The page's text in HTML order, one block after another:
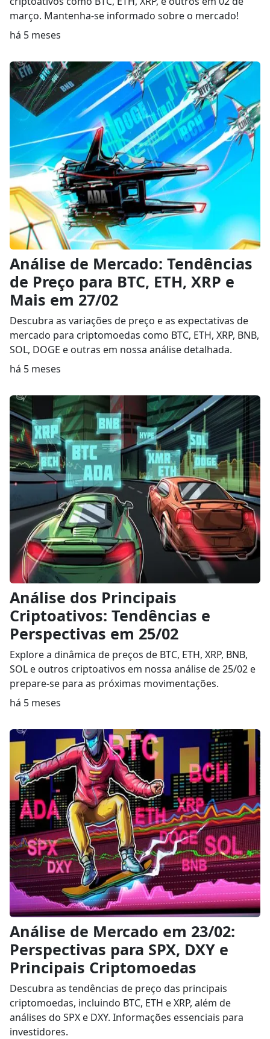
março. Mantenha-se informado sobre o mercado!
há 5 meses
Análise de Mercado: Tendências
de Preço para BTC, ETH, XRP e
Mais em 27/02
Descubra as variações de preço e as expectativas de
mercado para criptomoedas como BTC, ETH, XRP, BNB,
SOL, DOGE e outras em nossa análise detalhada.
há 5 meses
Análise dos Principais
Criptoativos: Tendências e
Perspectivas em 25/02
Explore a dinâmica de preços de BTC, ETH, XRP, BNB,
SOL e outros criptoativos em nossa análise de 25/02 e
prepare-se para as próximas movimentações.
há 5 meses
Análise de Mercado em 23/02:
Perspectivas para SPX, DXY e
Principais Criptomoedas
Descubra as tendências de preço das principais
criptomoedas, incluindo BTC, ETH e XRP, além de
análises do SPX e DXY. Informações essenciais para
investidores.